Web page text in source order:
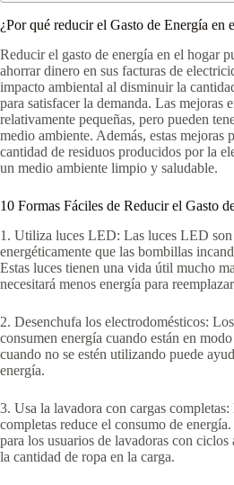
¿Por qué reducir el Gasto de Energía en
Reducir el gasto de energía en el hogar
ahorrar dinero en sus facturas de
impacto ambiental al disminuir la
para satisfacer la demanda. Las mejoras
relativamente pequeñas, pero pueden
medio ambiente. Además, estas mejoras
cantidad de residuos producidos por la
un medio ambiente limpio y saludable.
10 Formas Fáciles de Reducir el Gasto
1. Utiliza luces LED: Las luces LED son
energéticamente que las bombillas
Estas luces tienen una vida útil mucho
necesitará menos energía para
2. Desenchufa los electrodomésticos:
consumen energía cuando están en
cuando no se estén utilizando puede
energía.
3. Usa la lavadora con cargas
completas reduce el consumo de
para los usuarios de lavadoras con ciclos
la cantidad de ropa en la carga.